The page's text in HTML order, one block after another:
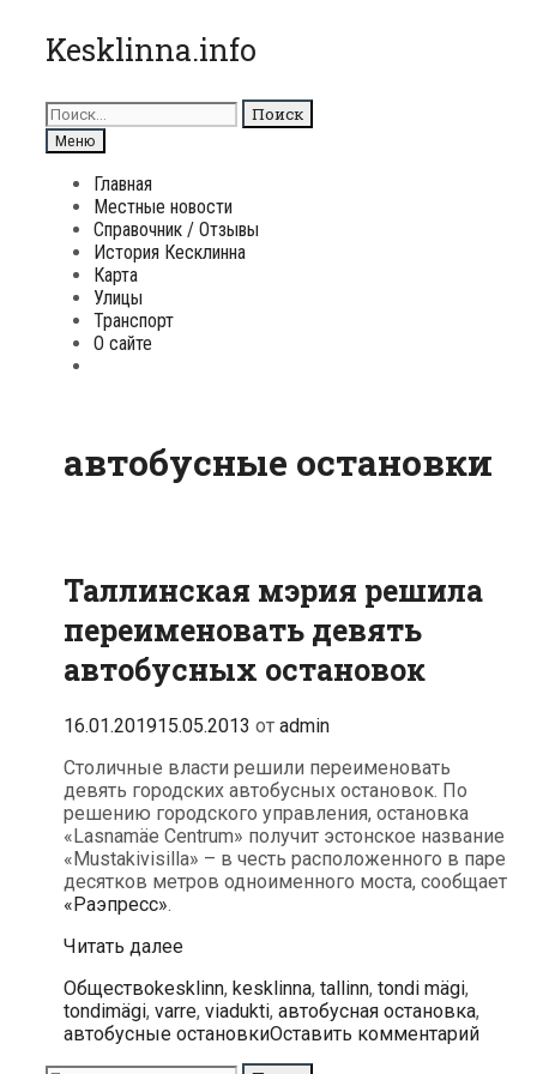
Перейти
к
Kesklinna.info
Поиск
для:
Поиск
Меню
Главная
Местные новости
Справочник / Отзывы
История Кесклинна
Карта
Улицы
Транспорт
О сайте
автобусные остановки
Таллинcкая мэрия решила
переименовать девять
автобусных остановок
16.01.201915.05.2013 от admin
Столичные власти решили переименовать
девять городских автобусных остановок. По
решению городского управления, остановка
«Lasnamäe Centrum» получит эстонское название
«Mustakivisilla» – в честь расположенного в паре
десятков метров одноименного моста, сообщает
«Раэпресс».
Читать далееТаллинcкая
решила
переименовать
девять
автобусных
Рубрики
ОбществоМетки
kesklinn, kesklinna, tallinn, tondi mägi,
tondimägi, varre, viadukti, автобусная остановка,
автобусные остановкиОставить комментарий